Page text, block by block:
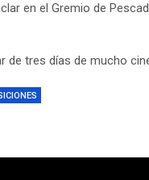
en el Gremio de
de tres días de mucho